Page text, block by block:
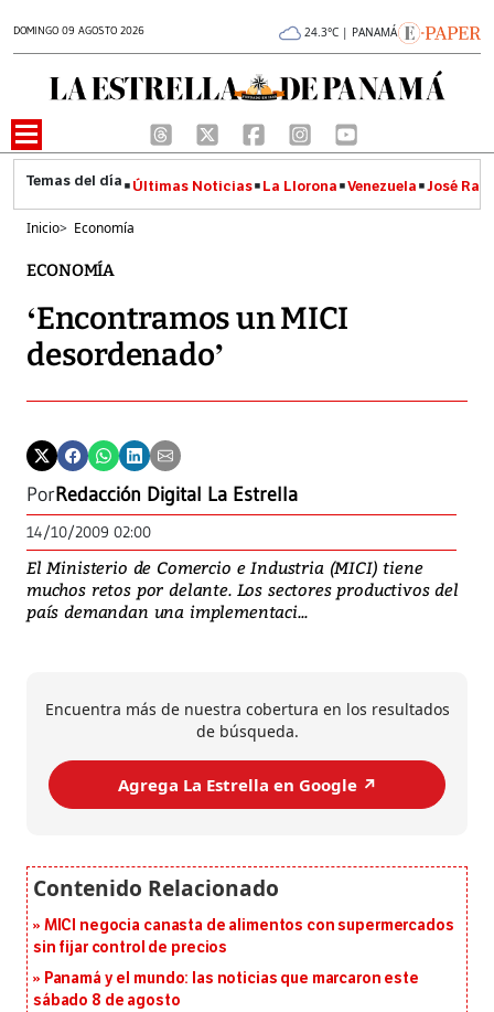
DOMINGO 09 AGOSTO 2026 24.3°C | PANAMÁ
Últimas Noticias La Llorona Venezuela José
Inicio> Economía
ECONOMÍA
‘Encontramos un MICI
desordenado’
PorRedacción Digital La Estrella
14/10/2009 02:00
El Ministerio de Comercio e Industria (MICI) tiene
muchos retos por delante. Los sectores productivos del
país demandan una implementaci...
Encuentra más de nuestra cobertura en los resultados
de búsqueda.
Agrega La Estrella en Google ↗️
MICI negocia canasta de alimentos con supermercados
sin fijar control de precios
Panamá y el mundo: las noticias que marcaron este
sábado 8 de agosto